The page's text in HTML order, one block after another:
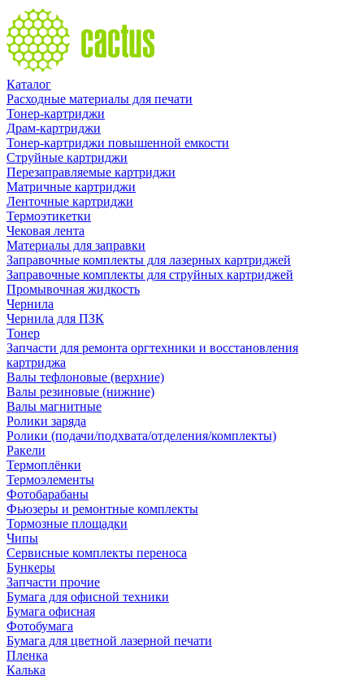
Каталог
Расходные материалы для печати
Тонер-картриджи
Драм-картриджи
Тонер-картриджи повышенной емкости
Струйные картриджи
Перезаправляемые картриджи
Матричные картриджи
Ленточные картриджи
Термоэтикетки
Чековая лента
Материалы для заправки
Заправочные комплекты для лазерных картриджей
Заправочные комплекты для струйных картриджей
Промывочная жидкость
Чернила
Чернила для ПЗК
Тонер
Запчасти для ремонта оргтехники и восстановления
картриджа
Валы тефлоновые (верхние)
Валы резиновые (нижние)
Валы магнитные
Ролики заряда
Ролики (подачи/подхвата/отделения/комплекты)
Ракели
Термоплёнки
Термоэлементы
Фотобарабаны
Фьюзеры и ремонтные комплекты
Тормозные площадки
Чипы
Сервисные комплекты переноса
Бункеры
Запчасти прочие
Бумага для офисной техники
Бумага офисная
Фотобумага
Бумага для цветной лазерной печати
Пленка
Калька